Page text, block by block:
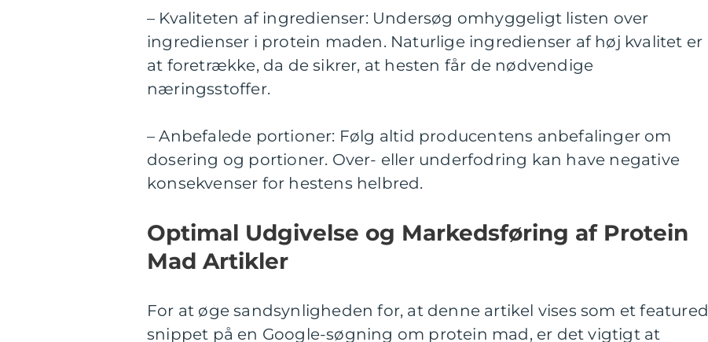
– Kvaliteten af ingredienser: Undersøg omhyggeligt listen over
ingredienser i protein maden. Naturlige ingredienser af høj kvalitet er
at foretrække, da de sikrer, at hesten får de nødvendige
næringsstoffer.
– Anbefalede portioner: Følg altid producentens anbefalinger om
dosering og portioner. Over- eller underfodring kan have negative
konsekvenser for hestens helbred.
Optimal Udgivelse og Markedsføring af Protein
Mad Artikler
For at øge sandsynligheden for, at denne artikel vises som et featured
snippet på en Google-søgning om protein mad, er det vigtigt at